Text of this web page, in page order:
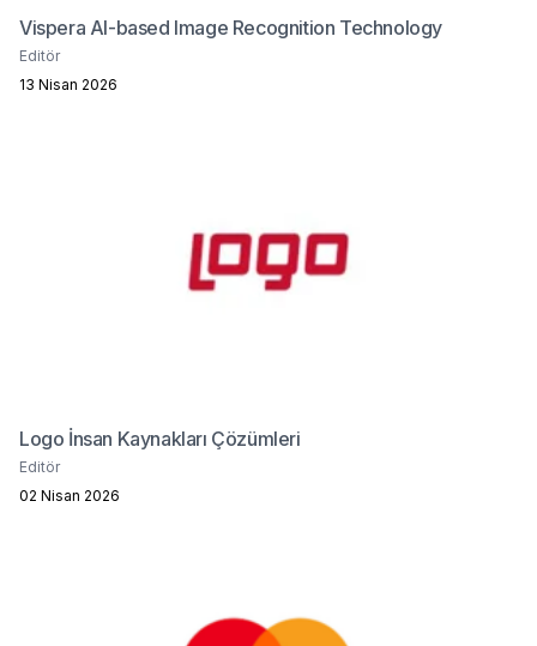
Vispera AI-based Image Recognition Technology
Editör
13 Nisan 2026
Logo İnsan Kaynakları Çözümleri
Editör
02 Nisan 2026